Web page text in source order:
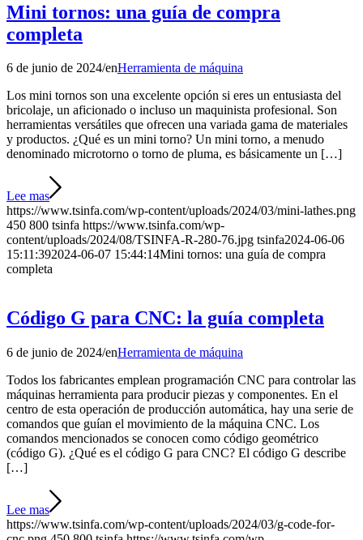
Mini tornos: una guía de compra
completa
6 de junio de 2024/enHerramienta de máquina
Los mini tornos son una excelente opción si eres un entusiasta del
bricolaje, un aficionado o incluso un maquinista profesional. Son
herramientas versátiles que ofrecen una variada gama de materiales
y productos. ¿Qué es un mini torno? Un mini torno, a menudo
denominado microtorno o torno de pluma, es básicamente un […]
Lee mas
https://www.tsinfa.com/wp-content/uploads/2024/03/mini-lathes.png
450 800 tsinfa https://www.tsinfa.com/wp-
content/uploads/2024/08/TSINFA-R-280-76.jpg tsinfa2024-06-06
15:11:392024-06-07 15:44:14Mini tornos: una guía de compra
completa
Código G para CNC: la guía completa
6 de junio de 2024/enHerramienta de máquina
Todos los fabricantes emplean programación CNC para controlar las
máquinas herramienta para producir piezas y componentes. En el
centro de esta operación de producción automática, hay una serie de
comandos que guían el movimiento de la máquina CNC. Los
comandos mencionados se conocen como código geométrico
(código G). ¿Qué es el código G para CNC? El código G describe
[…]
Lee mas
https://www.tsinfa.com/wp-content/uploads/2024/03/g-code-for-